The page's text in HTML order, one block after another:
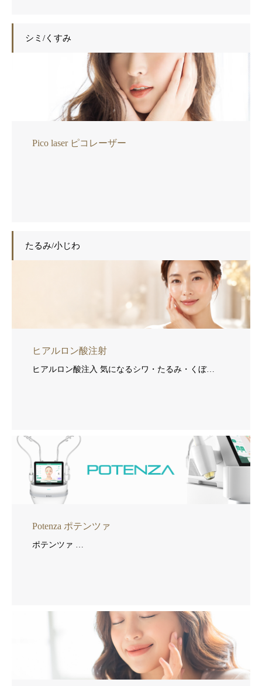
シミ/くすみ
Pico laser ピコレーザー
たるみ/小じわ
ヒアルロン酸注射
ヒアルロン酸注入 気になるシワ・たるみ・くぼ…
Potenza ポテンツァ
ポテンツァ …